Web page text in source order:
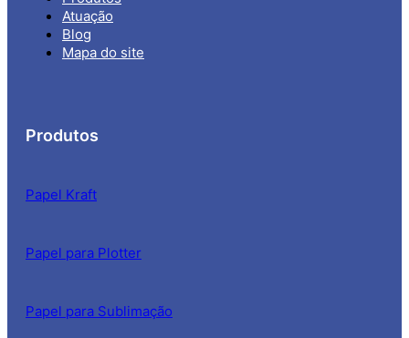
Atuação
Blog
Mapa do site
Produtos
Papel Kraft
Papel para Plotter
Papel para Sublimação